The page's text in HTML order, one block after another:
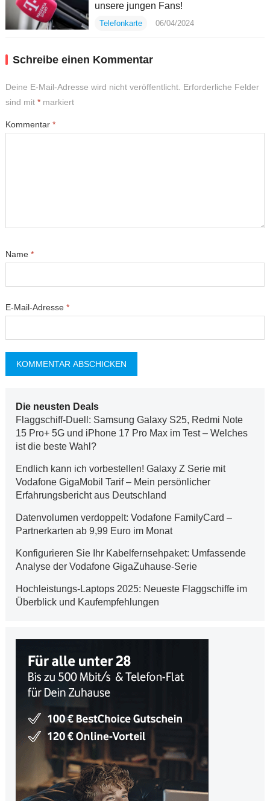
unsere jungen Fans!
Telefonkarte 06/04/2024
Schreibe einen Kommentar
Deine E-Mail-Adresse wird nicht veröffentlicht. Erforderliche Felder
sind mit *markiert
Kommentar *
Name *
E-Mail-Adresse *
Die neusten Deals
Flaggschiff-Duell: Samsung Galaxy S25, Redmi Note
15 Pro+ 5G und iPhone 17 Pro Max im Test – Welches
ist die beste Wahl?
Endlich kann ich vorbestellen! Galaxy Z Serie mit
Vodafone GigaMobil Tarif – Mein persönlicher
Erfahrungsbericht aus Deutschland
Datenvolumen verdoppelt: Vodafone FamilyCard –
Partnerkarten ab 9,99 Euro im Monat
Konfigurieren Sie Ihr Kabelfernsehpaket: Umfassende
Analyse der Vodafone GigaZuhause-Serie
Hochleistungs-Laptops 2025: Neueste Flaggschiffe im
Überblick und Kaufempfehlungen